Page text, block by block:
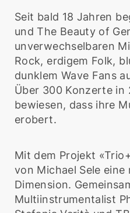
Seit bald 18 Jahren
und The Beauty of
unverwechselbaren
Rock, erdigem Folk,
dunklem Wave Fans
Über 300 Konzerte in
bewiesen, dass ihre
erobert.
Mit dem Projekt
von Michael Sele
Dimension.
Multiinstrumentalist